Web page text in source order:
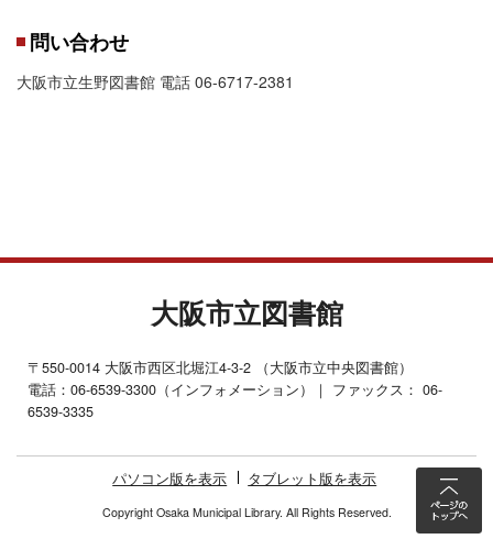
問い合わせ
大阪市立生野図書館 電話 06-6717-2381
大阪市立図書館
〒550-0014 大阪市西区北堀江4-3-2 （大阪市立中央図書館）
電話：06-6539-3300（インフォメーション）｜ ファックス： 06-
6539-3335
パソコン版を表示 タブレット版を表示
Copyright Osaka Municipal Library. All Rights Reserved.